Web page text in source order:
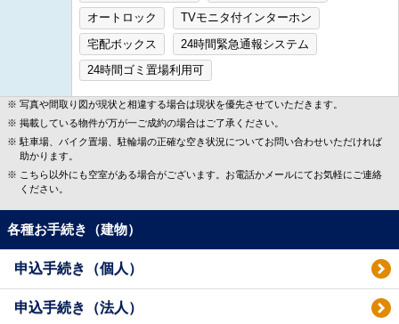
オートロック
TVモニタ付インターホン
宅配ボックス
24時間緊急通報システム
24時間ゴミ置場利用可
写真や間取り図が現状と相違する場合は現状を優先させていただきます。
掲載している物件が万が一ご成約の場合はご了承ください。
駐車場、バイク置場、駐輪場の正確な空き状況についてお問い合わせいただければ
助かります。
こちら以外にも空室がある場合がございます。お電話かメールにてお気軽にご連絡
ください。
各種お手続き（建物）
申込手続き（個人）
申込手続き（法人）